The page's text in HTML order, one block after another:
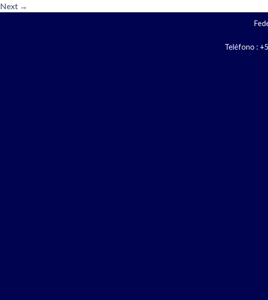
Next →
Teléfono :